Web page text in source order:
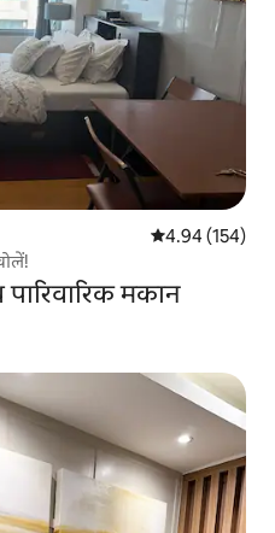
औसत रेटिंग 5 में से
4.94 (154)
मकान